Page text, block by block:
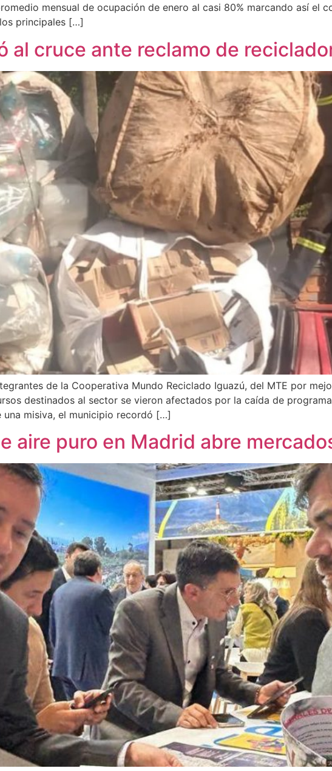
mensual de ocupación de enero al casi 80% marcando así el
principales […]
al cruce ante reclamo de
de la Cooperativa Mundo Reciclado Iguazú, del MTE por
destinados al sector se vieron afectados por la caída de
una misiva, el municipio recordó […]
aire puro en Madrid abre